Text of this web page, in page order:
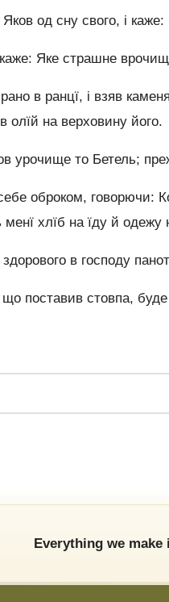
Яков од сну свого, і
каже: Яке страшне
в ранцї, і взяв
олїй на верховину його.
урочище то Бетель;
себе оброком, говорючи:
хлїб на їду й одежу
в господу
що поставив стовпа,
Everything we make